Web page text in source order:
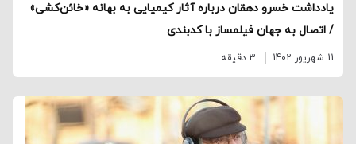
یادداشت خسرو دهقان درباره آثار کیمیایی به بهانه «خائن‌کشی»
/ اتصال به جهان فیلمساز با کدبندی
11 شهریور 1402 3 دقیقه